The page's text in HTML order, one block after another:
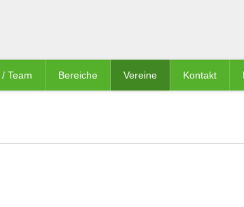
Team Bereiche Vereine Kontakt